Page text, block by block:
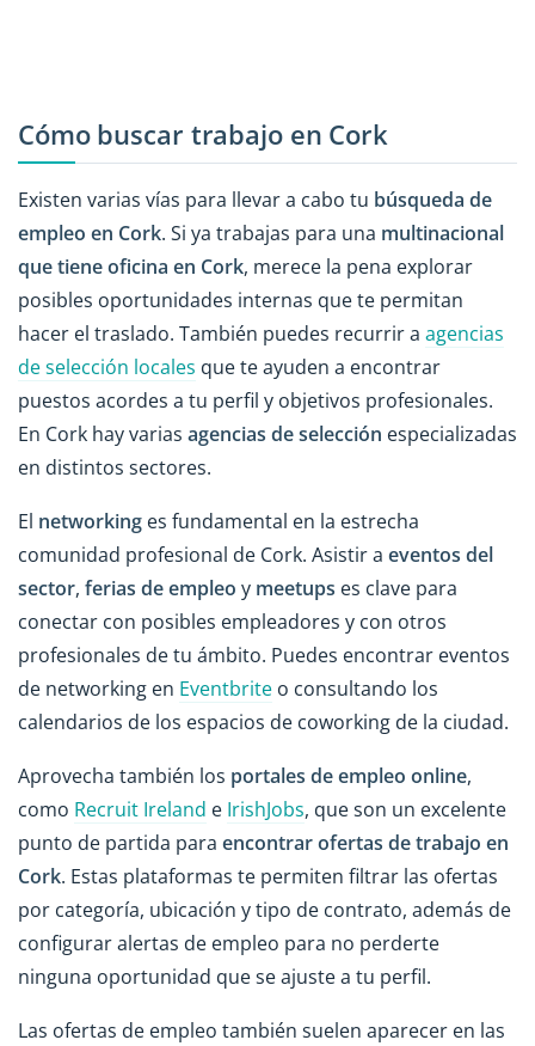
Cómo buscar trabajo en Cork
Existen varias vías para llevar a cabo tu búsqueda de
empleo en Cork. Si ya trabajas para una multinacional
que tiene oficina en Cork, merece la pena explorar
posibles oportunidades internas que te permitan
hacer el traslado. También puedes recurrir a agencias
de selección locales que te ayuden a encontrar
puestos acordes a tu perfil y objetivos profesionales.
En Cork hay varias agencias de selección especializadas
en distintos sectores.
El networking es fundamental en la estrecha
comunidad profesional de Cork. Asistir a eventos del
sector, ferias de empleo y meetups es clave para
conectar con posibles empleadores y con otros
profesionales de tu ámbito. Puedes encontrar eventos
de networking en Eventbrite o consultando los
calendarios de los espacios de coworking de la ciudad.
Aprovecha también los portales de empleo online,
como Recruit Ireland e IrishJobs, que son un excelente
punto de partida para encontrar ofertas de trabajo en
Cork. Estas plataformas te permiten filtrar las ofertas
por categoría, ubicación y tipo de contrato, además de
configurar alertas de empleo para no perderte
ninguna oportunidad que se ajuste a tu perfil.
Las ofertas de empleo también suelen aparecer en las